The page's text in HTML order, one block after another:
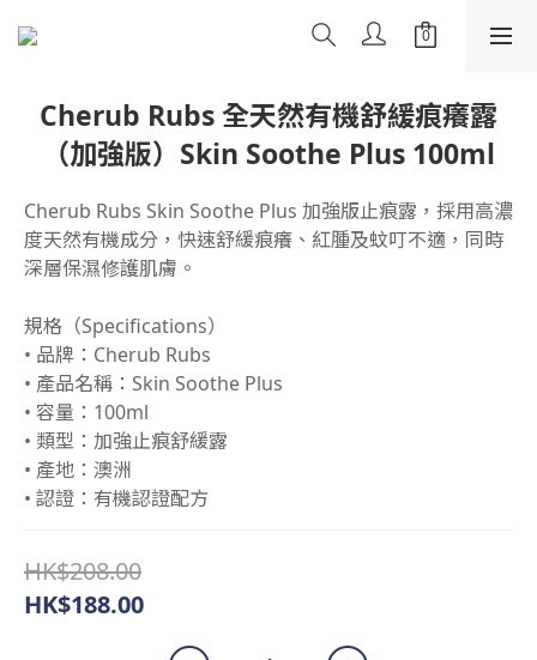
Cherub Rubs 全天然有機舒緩痕癢露
（加強版）Skin Soothe Plus 100ml
Cherub Rubs Skin Soothe Plus 加強版止痕露，採用高濃
度天然有機成分，快速舒緩痕癢、紅腫及蚊叮不適，同時
深層保濕修護肌膚。
規格（Specifications）
• 品牌：Cherub Rubs
• 產品名稱：Skin Soothe Plus
• 容量：100ml
• 類型：加強止痕舒緩露
• 產地：澳洲
• 認證：有機認證配方
HK$208.00
HK$188.00